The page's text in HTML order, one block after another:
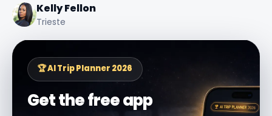
Kelly Fellon
Trieste
🏆 AI Trip Planner 2026
Get the free app